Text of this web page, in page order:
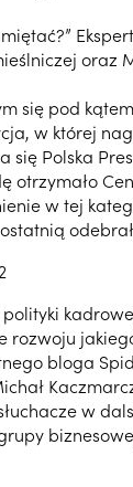
oraz
się pod
w której
się Polska
otrzymało
w tej
bloga
w